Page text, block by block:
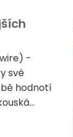
-
své
hodnotí